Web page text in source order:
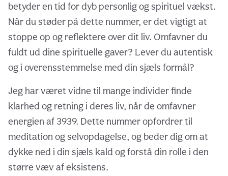
betyder en tid for dyb personlig og spirituel vækst.
Når du støder på dette nummer, er det vigtigt at
stoppe op og reflektere over dit liv. Omfavner du
fuldt ud dine spirituelle gaver? Lever du autentisk
og i overensstemmelse med din sjæls formål?
Jeg har været vidne til mange individer finde
klarhed og retning i deres liv, når de omfavner
energien af 3939. Dette nummer opfordrer til
meditation og selvopdagelse, og beder dig om at
dykke ned i din sjæls kald og forstå din rolle i den
større væv af eksistens.